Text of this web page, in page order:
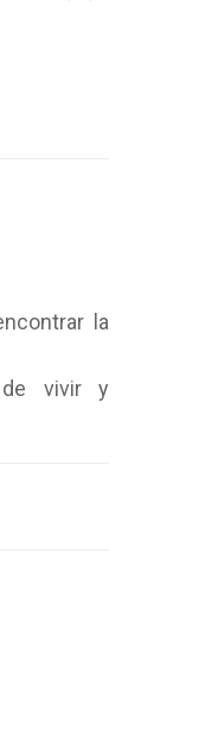
la
vivir y